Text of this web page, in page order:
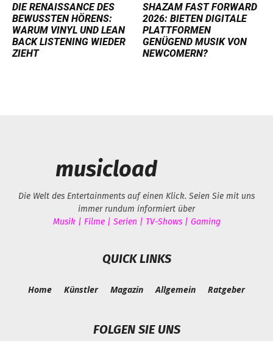
DIE RENAISSANCE DES
BEWUSSTEN HÖRENS:
WARUM VINYL UND LEAN
BACK LISTENING WIEDER
ZIEHT
SHAZAM FAST FORWARD
2026: BIETEN DIGITALE
PLATTFORMEN
GENÜGEND MUSIK VON
NEWCOMERN?
musicload
Die Welt des Entertainments auf einen Klick. Seien Sie mit uns
immer rundum informiert über
Musik | Filme | Serien | TV-Shows | Gaming
QUICK LINKS
Home Künstler Magazin Allgemein Ratgeber
FOLGEN SIE UNS